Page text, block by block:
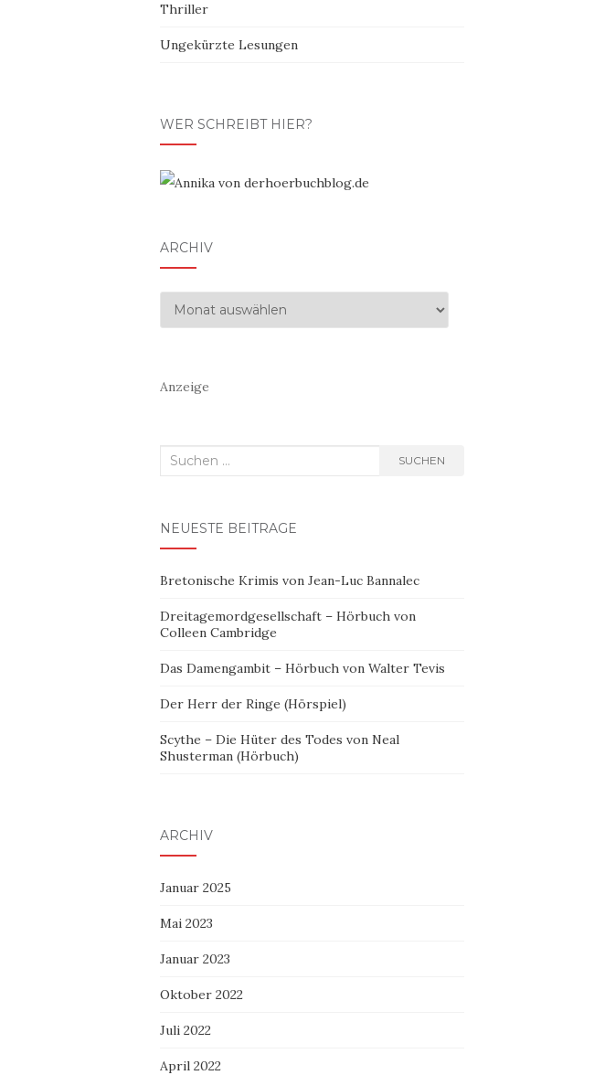
Thriller
Ungekürzte Lesungen
WER SCHREIBT HIER?
ARCHIV
Archiv
Anzeige
Suchen
SUCHEN
NEUESTE BEITRÄGE
Bretonische Krimis von Jean-Luc Bannalec
Dreitagemordgesellschaft – Hörbuch von
Colleen Cambridge
Das Damengambit – Hörbuch von Walter Tevis
Der Herr der Ringe (Hörspiel)
Scythe – Die Hüter des Todes von Neal
Shusterman (Hörbuch)
ARCHIV
Januar 2025
Mai 2023
Januar 2023
Oktober 2022
Juli 2022
April 2022